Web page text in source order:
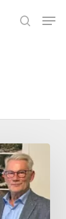
search